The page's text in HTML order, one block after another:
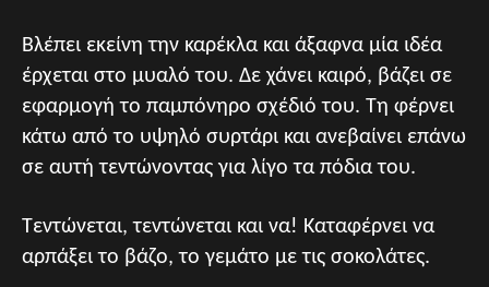
Βλέπει εκείνη την καρέκλα και άξαφνα μία ιδέα
έρχεται στο μυαλό του. Δε χάνει καιρό, βάζει σε
εφαρμογή το παμπόνηρο σχέδιό του. Τη φέρνει
κάτω από το υψηλό συρτάρι και ανεβαίνει επάνω
σε αυτή τεντώνοντας για λίγο τα πόδια του.
Τεντώνεται, τεντώνεται και να! Καταφέρνει να
αρπάξει το βάζο, το γεμάτο με τις σοκολάτες.